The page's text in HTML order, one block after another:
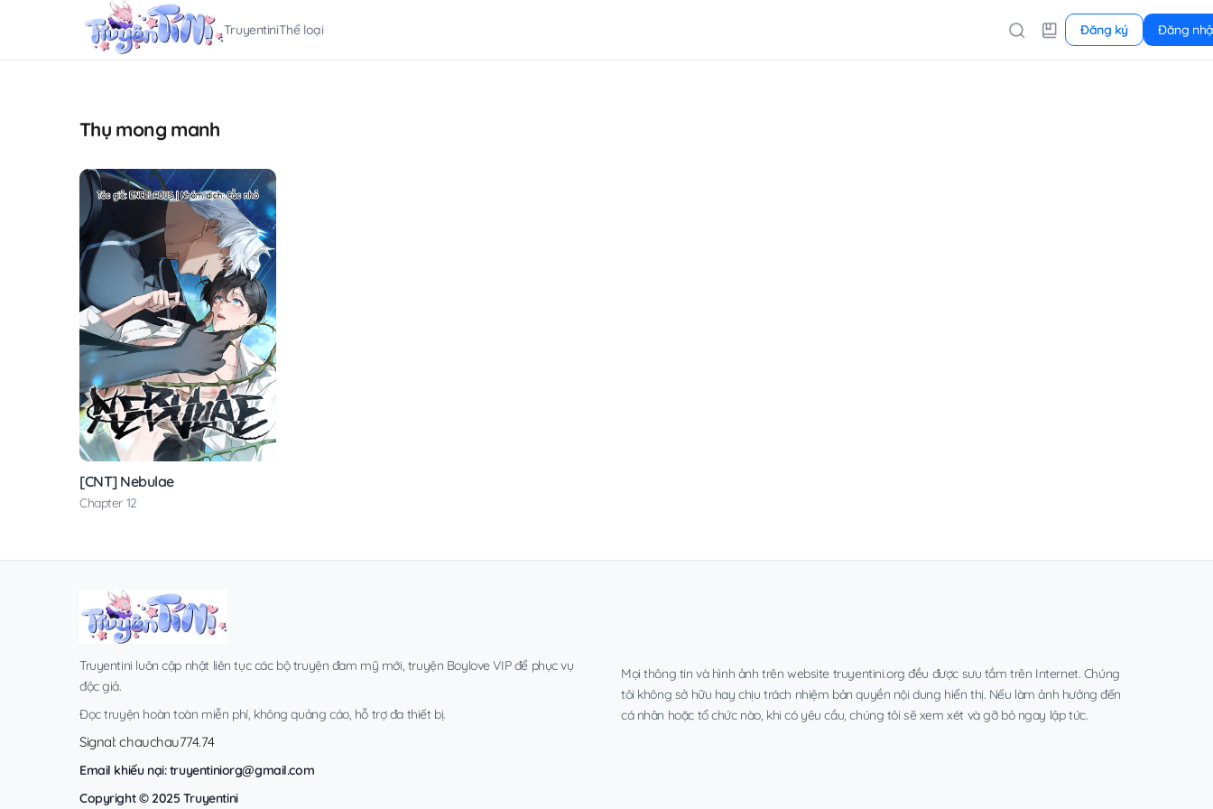
TruyentiniThể loại Đăng ký Đăng
Thụ mong manh
[CNT] Nebulae
Chapter 12
Truyentini luôn cập nhật liên tục các bộ truyện đam mỹ mới, truyện Boylove VIP để phục vụ
độc giả.
Đọc truyện hoàn toàn miễn phí, không quảng cáo, hỗ trợ đa thiết bị.
Signal: chauchau774.74
Email khiếu nại:truyentiniorg@gmail.com
Copyright © 2025 Truyentini
Mọi thông tin và hình ảnh trên website truyentini.org đều được sưu tầm trên Internet. Chúng
tôi không sở hữu hay chịu trách nhiệm bản quyền nội dung hiển thị. Nếu làm ảnh hưởng đến
cá nhân hoặc tổ chức nào, khi có yêu cầu, chúng tôi sẽ xem xét và gỡ bỏ ngay lập tức.